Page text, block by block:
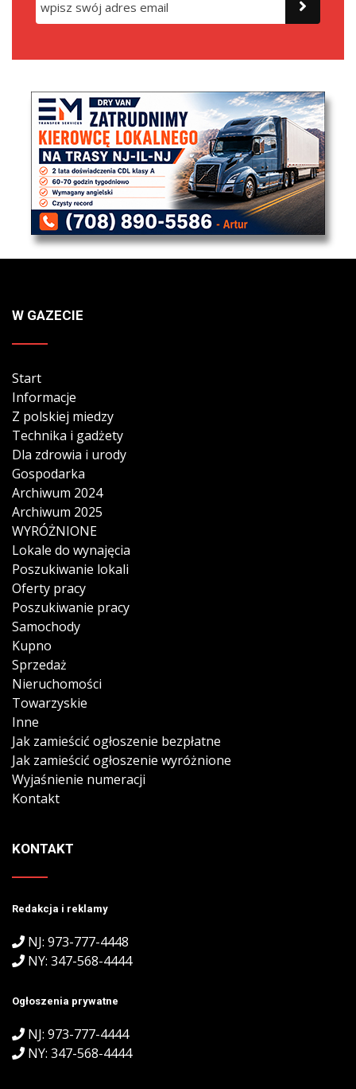
W GAZECIE
Start
Informacje
Z polskiej miedzy
Technika i gadżety
Dla zdrowia i urody
Gospodarka
Archiwum 2024
Archiwum 2025
WYRÓŻNIONE
Lokale do wynajęcia
Poszukiwanie lokali
Oferty pracy
Poszukiwanie pracy
Samochody
Kupno
Sprzedaż
Nieruchomości
Towarzyskie
Inne
Jak zamieścić ogłoszenie bezpłatne
Jak zamieścić ogłoszenie wyróżnione
Wyjaśnienie numeracji
Kontakt
KONTAKT
Redakcja i reklamy
NJ: 973-777-4448
NY: 347-568-4444
Ogłoszenia prywatne
NJ: 973-777-4444
NY: 347-568-4444